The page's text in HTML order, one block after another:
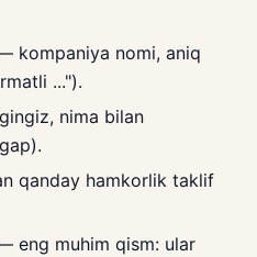
kompaniya nomi, aniq
...").
nima bilan
qanday hamkorlik taklif
eng muhim qism: ular